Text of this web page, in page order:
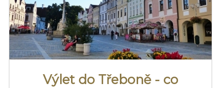
Výlet do Třeboně - co